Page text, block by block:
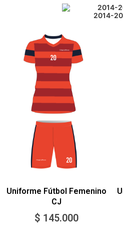
2014-
Uniforme Fútbol Femenino
CJ
$ 145.000